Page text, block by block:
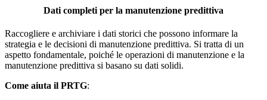
Dati completi per la manutenzione predittiva
Raccogliere e archiviare i dati storici che possono informare la
strategia e le decisioni di manutenzione predittiva. Si tratta di un
aspetto fondamentale, poiché le operazioni di manutenzione e la
manutenzione predittiva si basano su dati solidi.
Come aiuta il PRTG: